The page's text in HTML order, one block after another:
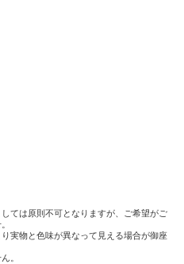
ては原則不可となりますが、ご希望がご
実物と色味が異なって見える場合が御座
。